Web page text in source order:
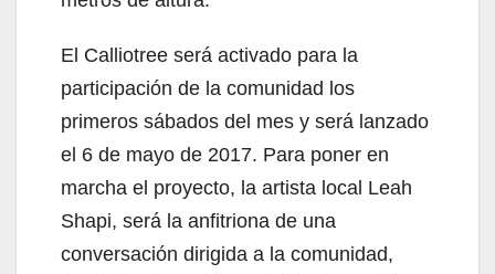
El Calliotree será activado para la
participación de la comunidad los
primeros sábados del mes y será lanzado
el 6 de mayo de 2017. Para poner en
marcha el proyecto, la artista local Leah
Shapi, será la anfitriona de una
conversación dirigida a la comunidad,